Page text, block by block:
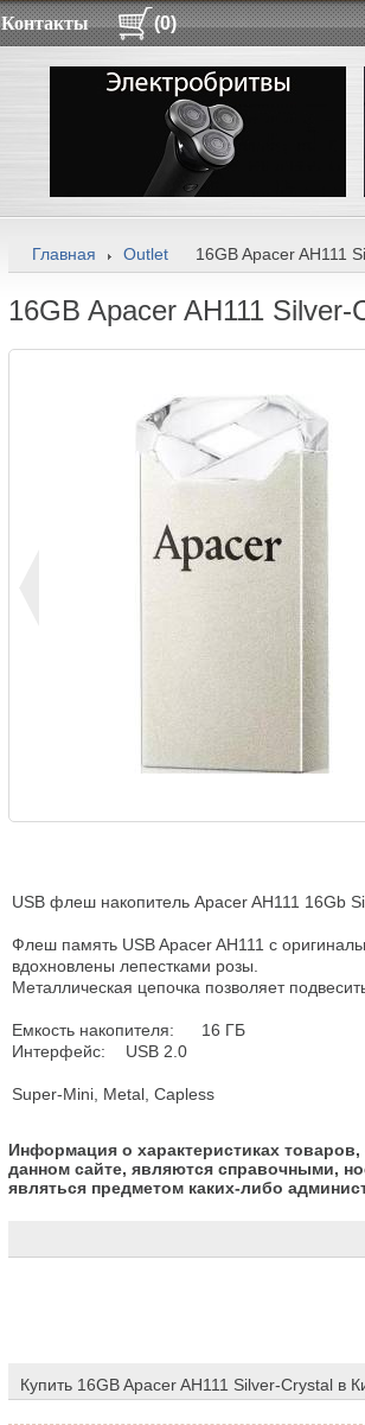
Контакты (0)
Главная Outlet 16GB Apacer AH111
16GB Apacer AH111 Silver-
USB флеш накопитель Apacer AH111 16Gb
Флеш память USB Apacer AH111 с
вдохновлены лепестками розы.
Металлическая цепочка позволяет
Емкость накопителя:	16 ГБ
Интерфейс:	USB 2.0
Super-Mini, Metal, Capless
Информация о характеристиках
данном сайте, являются справочными,
являться предметом каких-либо
Купить 16GB Apacer AH111 Silver-Crystal в